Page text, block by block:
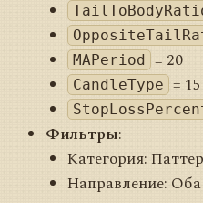
MAPeriod = 20
CandleType =
Фильтры:
Категория:
Направление: Оба